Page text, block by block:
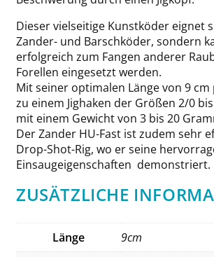
Dieser vielseitige Kunstköder eignet
Zander- und Barschköder, sondern
erfolgreich zum Fangen anderer
Forellen eingesetzt werden.
Mit seiner optimalen Länge von 9
zu einem Jighaken der Größen 2/0
mit einem Gewicht von 3 bis 20
Der Zander HU-Fast ist zudem sehr
Drop-Shot-Rig, wo er seine
Einsaugeigenschaften demonstriert.
ZUSÄTZLICHE
Länge
9cm